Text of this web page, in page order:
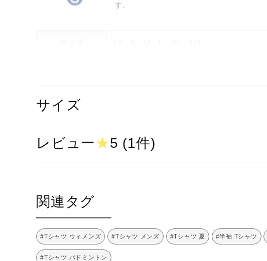
す。
素材 ポリエステル100％
原産国 中国製
サイズ
レビュー★5 (1件)
関連タグ
#Tシャツ ウィメンズ #Tシャツ メンズ #Tシャツ 夏 #半袖 Tシャツ
#Tシャツ バドミントン